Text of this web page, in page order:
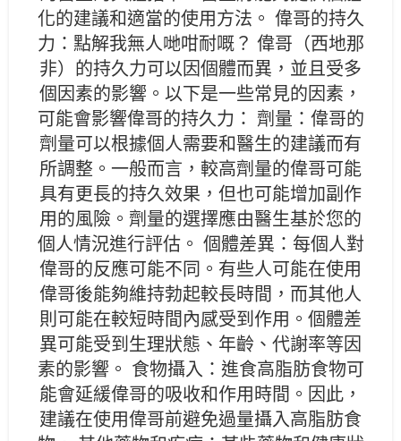
化的建議和適當的使用方法。 偉哥的持久
力：點解我無人哋咁耐嘅？ 偉哥（西地那
非）的持久力可以因個體而異，並且受多
個因素的影響。以下是一些常見的因素，
可能會影響偉哥的持久力： 劑量：偉哥的
劑量可以根據個人需要和醫生的建議而有
所調整。一般而言，較高劑量的偉哥可能
具有更長的持久效果，但也可能增加副作
用的風險。劑量的選擇應由醫生基於您的
個人情況進行評估。 個體差異：每個人對
偉哥的反應可能不同。有些人可能在使用
偉哥後能夠維持勃起較長時間，而其他人
則可能在較短時間內感受到作用。個體差
異可能受到生理狀態、年齡、代謝率等因
素的影響。 食物攝入：進食高脂肪食物可
能會延緩偉哥的吸收和作用時間。因此，
建議在使用偉哥前避免過量攝入高脂肪食